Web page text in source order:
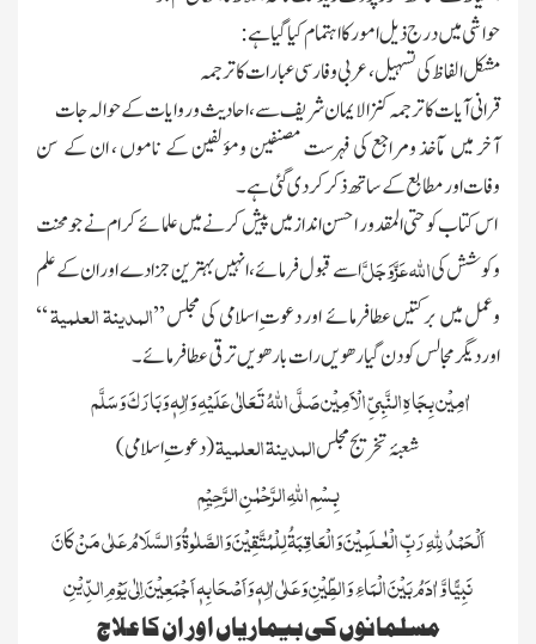
حواشی میں درج ذیل امور کا اہتمام کیا گیا ہے :
مشکل الفاظ کی تسہیل، عربی وفارسی عبارات کا ترجمہ
قرانی آیات کا ترجمہ کنز الایمان شریف سے ، احادیث وروایات کے حوالہ جات
آخر میں مآخذ ومراجع کی فہرست مصنفین ومؤلفین کے ناموں ، ان کے سن
وفات اورمطابع کے ساتھ ذکر کردی گئی ہے ۔
اس کتاب کوحتی المقدور احسن انداز میں پیش کرنے میں علمائے کرام نے جو محنت
وکوشش کیاللہعَزَّوَجَلَّاسے قبول فرمائے ، انہیں بہترین جزادے اوران کے علم
وعمل میں برکتیں عطافرمائے اور دعوت ِاسلامی کی مجلس’’المدینۃالعلمیۃ‘‘
اوردیگر مجالس کو دن گیارھویں رات بارھویں ترقی عطافرمائے ۔
اٰمِیْن بِجَاہِ النَّبِیِّ الْاَمِیْنصَلَّی اللہُ تَعَالٰی عَلَیْہِ وَاٰلِہٖ وَبَارَکَ وَسَلَّم
شعبۂ تخریج مجلسالمدینۃ العلمیۃ(دعوت ِاسلامی)
بِسْمِ اللہِ الرَّحْمٰنِ الرَّحِیْمِ
اَلْحَمْدُ لِلّٰہِ رَبِّ الْعٰـلَمِیْنَ وَالْعَاقِبَۃُ لِلْمُتَّقِیْنَ وَالصَّلٰوۃُ وَالسَّلَامُ عَلٰی مَنْ کَانَ
نَبِیًّا وَّ اٰدَمُ بَیْنَ الْمَاءِ وَالطِّیْنِ وَعَلٰی اٰلِہٖ وَاَصْحَابِہٖ اَجْمَعِیْنَ اِلٰی یَوْمِ الدِّیْنِ
مسلمانوں کی بیماریاں اور ان کا علاج